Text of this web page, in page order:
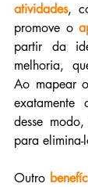
atividades,
promove o
partir da
melhoria,
Ao mapear
desse
para
Outro